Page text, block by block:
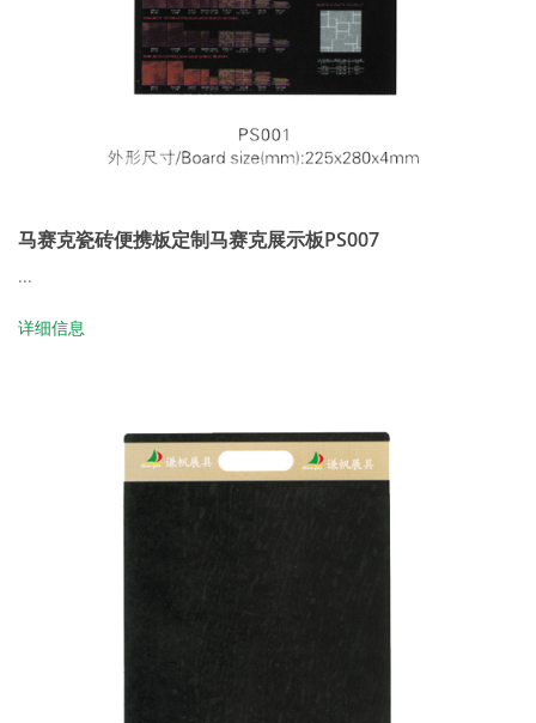
马赛克瓷砖便携板定制马赛克展示板PS007
...
详细信息